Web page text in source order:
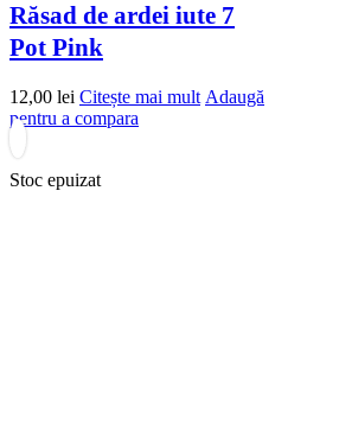
Răsad de ardei iute 7
Pot Pink
12,00 lei Citește mai mult Adaugă
pentru a compara
Stoc epuizat